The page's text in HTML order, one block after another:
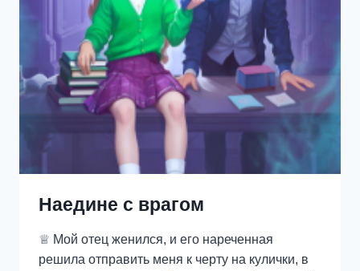
Наедине с врагом
♕ Мой отец женился, и его нареченная
решила отправить меня к черту на кулички, в